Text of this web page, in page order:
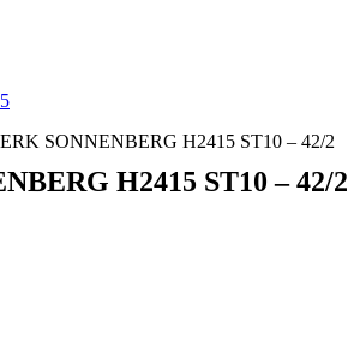
SONNENBERG H2415 ST10 – 42/2
H2415 ST10 – 42/2